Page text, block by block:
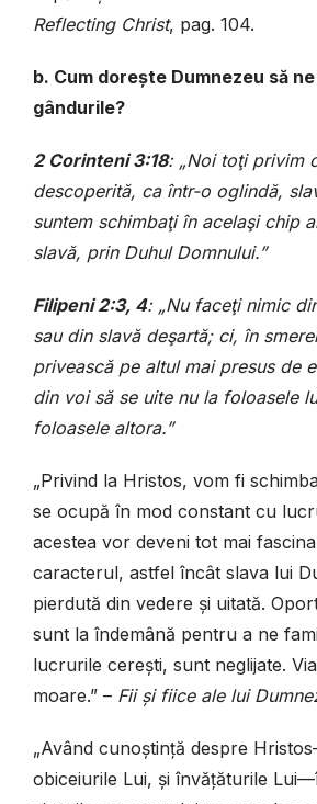
Reflecting Christ, pag. 104.
b. Cum dorește Dumnezeu să
gândurile?
2 Corinteni 3:18: „Noi toţi privim
descoperită, ca într-o oglindă,
suntem schimbaţi în acelaşi chip
slavă, prin Duhul Domnului.”
Filipeni 2:3, 4: „Nu faceţi nimic
sau din slavă deşartă; ci, în
privească pe altul mai presus de
din voi să se uite nu la foloasele
foloasele altora.”
„Privind la Hristos, vom fi
se ocupă în mod constant cu
acestea vor deveni tot mai
caracterul, astfel încât slava lui
pierdută din vedere și uitată.
sunt la îndemână pentru a ne
lucrurile cerești, sunt neglijate.
moare.” – Fii și fiice ale lui
„Având cunoștință despre
obiceiurile Lui, și învățăturile